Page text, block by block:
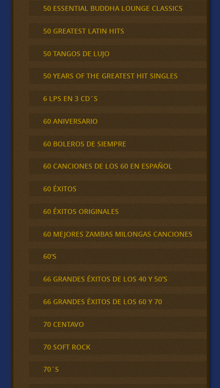
50 ESSENTIAL BUDDHA LOUNGE CLASSICS
50 GREATEST LATIN HITS
50 TANGOS DE LUJO
50 YEARS OF THE GREATEST HIT SINGLES
6 LPS EN 3 CD´S
60 ANIVERSARIO
60 BOLEROS DE SIEMPRE
60 CANCIONES DE LOS 60 EN ESPAÑOL
60 ÉXITOS
60 ÉXITOS ORIGINALES
60 MEJORES ZAMBAS MILONGAS CANCIONES
60'S
66 GRANDES ÉXITOS DE LOS 40 Y 50'S
66 GRANDES ÉXITOS DE LOS 60 Y 70
70 CENTAVO
70 SOFT ROCK
70´S